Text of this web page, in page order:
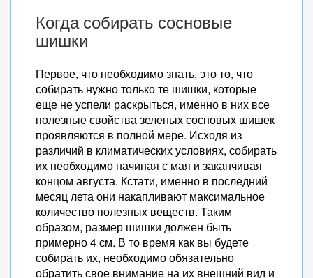
Когда собирать сосновые
шишки
Первое, что необходимо знать, это то, что
собирать нужно только те шишки, которые
еще не успели раскрыться, именно в них все
полезные свойства зеленых сосновых шишек
проявляются в полной мере. Исходя из
различий в климатических условиях, собирать
их необходимо начиная с мая и заканчивая
концом августа. Кстати, именно в последний
месяц лета они накапливают максимальное
количество полезных веществ. Таким
образом, размер шишки должен быть
примерно 4 см. В то время как вы будете
собирать их, необходимо обязательно
обратить свое внимание на их внешний вид и